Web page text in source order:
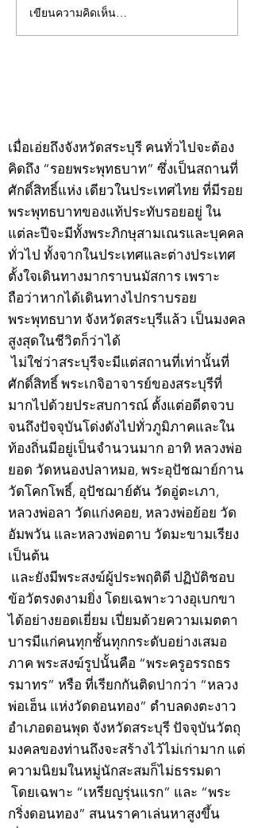
คอลัมน์"จับชีพจรวงการ
พระ"ประจำพุธที่ 29
เขียนความคิดเห็น…
เมื่อเอ่ยถึงจังหวัดสระบุรี คนทั่วไปจะต้อง
คิดถึง “รอยพระพุทธบาท” ซึ่งเป็นสถานที่
ศักดิ์สิทธิ์แห่ง เดียวในประเทศไทย ที่มีรอย
พระพุทธบาทของแท้ประทับรอยอยู่ ใน
แต่ละปีจะมีทั้งพระภิกษุสามเณรและบุคคล
ทั่วไป ทั้งจากในประเทศและต่างประเทศ
ตั้งใจเดินทางมากราบนมัสการ เพราะ
ถือว่าหากได้เดินทางไปกราบรอย
พระพุทธบาท จังหวัดสระบุรีแล้ว เป็นมงคล
สูงสุดในชีวิตก็ว่าได้
ไม่ใช่ว่าสระบุรีจะมีแต่สถานที่เท่านั้นที่
ศักดิ์สิทธิ์ พระเกจิอาจารย์ของสระบุรีที่
มากไปด้วยประสบการณ์ ตั้งแต่อดีตจวบ
จนถึงปัจจุบันโด่งดังไปทั่วภูมิภาคและใน
ท้องถิ่นมีอยู่เป็นจำนวนมาก อาทิ หลวงพ่อ
ยอด วัดหนองปลาหมอ, พระอุปัชฌาย์กาน
วัดโคกโพธิ์, อุปัชฌาย์ตัน วัดอู่ตะเภา,
หลวงพ่อลา วัดแก่งคอย, หลวงพ่อย้อย วัด
อัมพวัน และหลวงพ่อตาบ วัดมะขามเรียง
เป็นต้น
และยังมีพระสงฆ์ผู้ประพฤติดี ปฏิบัติชอบ
ข้อวัตรงดงามยิ่ง โดยเฉพาะวางอุเบกขา
ได้อย่างยอดเยี่ยม เปี่ยมด้วยความเมตตา
บารมีแก่คนทุกชั้นทุกกระดับอย่างเสมอ
ภาค พระสงฆ์รูปนั้นคือ “พระครูอรรถธร
รมาทร” หรือ ที่เรียกกันติดปากว่า “หลวง
พ่อเฮ็น แห่งวัดดอนทอง” ตำบลดงตะงาว
อำเภอดอนพุด จังหวัดสระบุรี ปัจจุบันวัตถุ
มงคลของท่านถึงจะสร้างไว้ไม่เก่ามาก แต่
ความนิยมในหมู่นักสะสมก็ไม่ธรรมดา
โดยเฉพาะ “เหรียญรุ่นแรก” และ “พระ
กริ่งดอนทอง” สนนราคาเล่นหาสูงขึ้น